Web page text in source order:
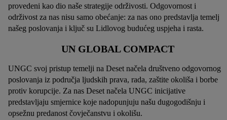
provedeni kao dio naše strategije održivosti. Odgovornost i
održivost za nas nisu samo obećanje: za nas ono predstavlja temelj
našeg poslovanja i ključ su Lidlovog budućeg uspjeha i rasta.
UN GLOBAL COMPACT
UNGC svoj pristup temelji na Deset načela društveno odgovornog
poslovanja iz područja ljudskih prava, rada, zaštite okoliša i borbe
protiv korupcije. Za nas Deset načela UNGC inicijative
predstavljaju smjernice koje nadopunjuju našu dugogodišnju i
opsežnu predanost čovječanstvu i okolišu.